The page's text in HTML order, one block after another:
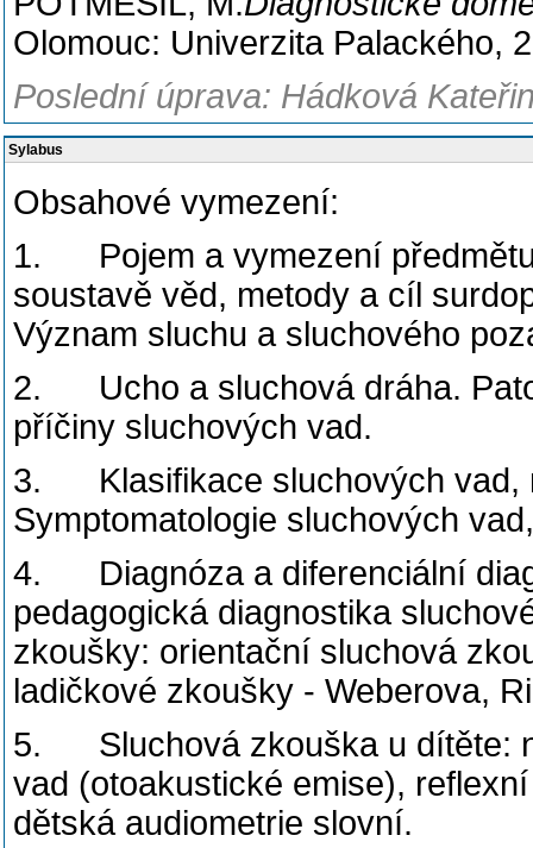
Olomouc: Univerzita Palackého,
Poslední úprava: Hádková
Sylabus
Obsahové vymezení:
1. Pojem a vymezení předmětu
soustavě věd, metody a cíl
Význam sluchu a sluchového
2. Ucho a sluchová dráha.
příčiny sluchových vad.
3. Klasifikace sluchových vad,
Symptomatologie sluchových
4. Diagnóza a diferenciální
pedagogická diagnostika
zkoušky: orientační sluchová
ladičkové zkoušky - Weberova,
5. Sluchová zkouška u dítěte:
vad (otoakustické emise),
dětská audiometrie slovní.